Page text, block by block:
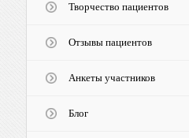
Творчество пациентов
Отзывы пациентов
Анкеты участников
Блог